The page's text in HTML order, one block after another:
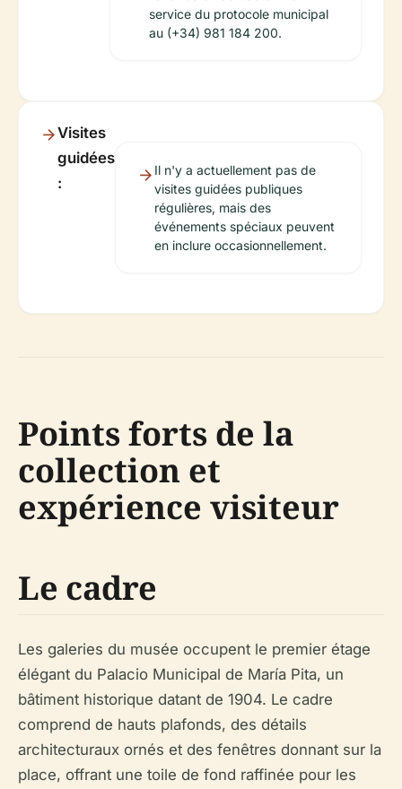
service du protocole municipal
au (+34) 981 184 200.
Visites
guidées
:
Il n'y a actuellement pas de
visites guidées publiques
régulières, mais des
événements spéciaux peuvent
en inclure occasionnellement.
Points forts de la
collection et
expérience visiteur
Le cadre
Les galeries du musée occupent le premier étage
élégant du Palacio Municipal de María Pita, un
bâtiment historique datant de 1904. Le cadre
comprend de hauts plafonds, des détails
architecturaux ornés et des fenêtres donnant sur la
place, offrant une toile de fond raffinée pour les